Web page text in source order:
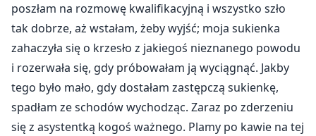
poszłam na rozmowę kwalifikacyjną i wszystko szło
tak dobrze, aż wstałam, żeby wyjść; moja sukienka
zahaczyła się o krzesło z jakiegoś nieznanego powodu
i rozerwała się, gdy próbowałam ją wyciągnąć. Jakby
tego było mało, gdy dostałam zastępczą sukienkę,
spadłam ze schodów wychodząc. Zaraz po zderzeniu
się z asystentką kogoś ważnego. Plamy po kawie na tej